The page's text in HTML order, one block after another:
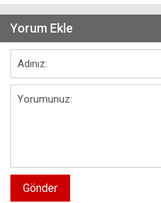
Yorum Ekle
Gönder